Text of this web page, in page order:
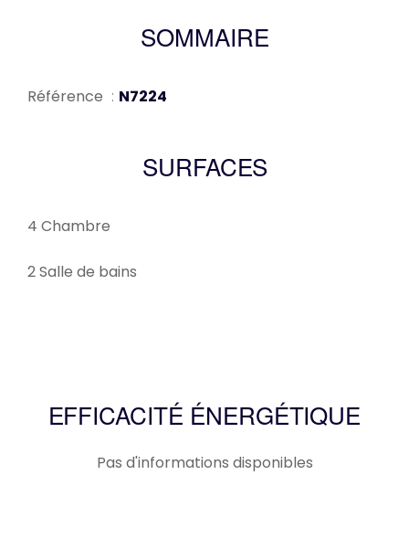
SOMMAIRE
Référence N7224
SURFACES
4 Chambre
2 Salle de bains
EFFICACITÉ ÉNERGÉTIQUE
Pas d'informations disponibles